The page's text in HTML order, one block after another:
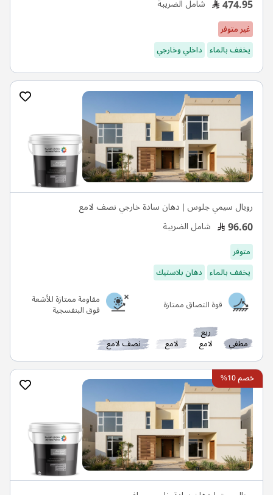
474.95 شامل الضريبة
غير متوفر
يخفف بالماء داخلي وخارجي
رويال سيمي جلوس | دهان سادة خارجي نصف لامع
96.60 شامل الضريبة
متوفر
يخفف بالماء دهان بلاستيك
قوة التصاق ممتازة
مقاومة ممتازة للأشعة
فوق البنفسجية
مطفي
ربع
لامع لامع نصف لامع
خصم 10%